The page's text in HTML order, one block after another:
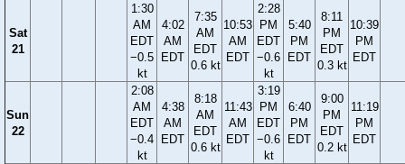
Sat
21
1:30
AM
EDT
−0.5
kt
4:02
AM
EDT
7:35
AM
EDT
0.6 kt
10:53
AM
EDT
2:28
PM
EDT
−0.6
kt
5:40
PM
EDT
8:11
PM
EDT
0.3 kt
10:39
PM
EDT
Sun
22
2:08
AM
EDT
−0.4
kt
4:38
AM
EDT
8:18
AM
EDT
0.6 kt
11:43
AM
EDT
3:19
PM
EDT
−0.6
kt
6:40
PM
EDT
9:00
PM
EDT
0.2 kt
11:19
PM
EDT